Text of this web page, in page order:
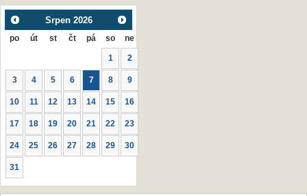
Srpen 2026
po út st čt pá so ne
1 2
3 4 5 6 7 8 9
10 11 12 13 14 15 16
17 18 19 20 21 22 23
24 25 26 27 28 29 30
31